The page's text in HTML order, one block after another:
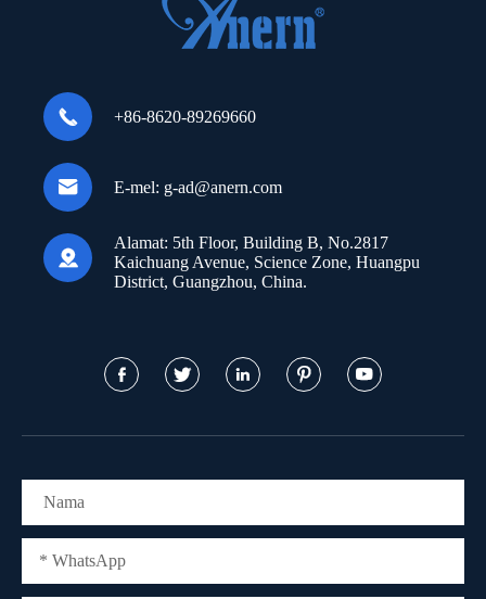
 +86-8620-89269660
 E-mel: g-ad@anern.com

Alamat: 5th Floor, Building B, No.2817
Kaichuang Avenue, Science Zone, Huangpu
District, Guangzhou, China.
    